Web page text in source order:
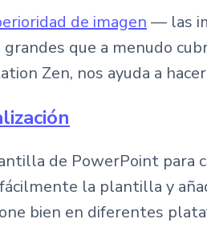
de imagen — las
que a menudo
Zen, nos ayuda a
de PowerPoint para
la plantilla y
bien en diferentes